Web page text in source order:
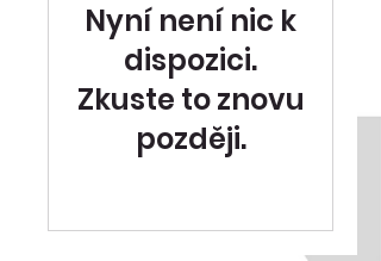
Nyní není nic k
dispozici.
Zkuste to znovu
později.